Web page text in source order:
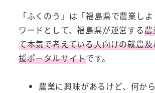
「ふくのう」は「福島県で農業し
ワードとして、福島県が運営する農
て本気で考えている⼈向けの就農
援ポータルサイトです。
農業に興味があるけど、何か